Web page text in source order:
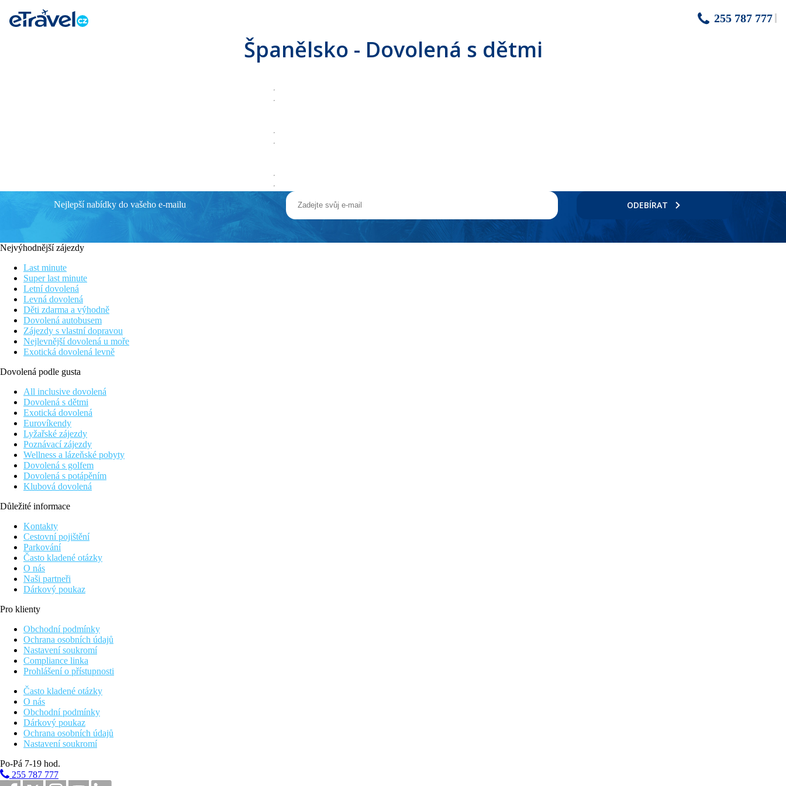
255 787 777
Španělsko - Dovolená s dětmi
Nejlepší nabídky do vašeho e-mailu ODEBÍRAT
Nejvýhodnější zájezdy
Last minute
Super last minute
Letní dovolená
Levná dovolená
Děti zdarma a výhodně
Dovolená autobusem
Zájezdy s vlastní dopravou
Nejlevnější dovolená u moře
Exotická dovolená levně
Dovolená podle gusta
All inclusive dovolená
Dovolená s dětmi
Exotická dovolená
Eurovíkendy
Lyžařské zájezdy
Poznávací zájezdy
Wellness a lázeňské pobyty
Dovolená s golfem
Dovolená s potápěním
Klubová dovolená
Důležité informace
Kontakty
Cestovní pojištění
Parkování
Často kladené otázky
O nás
Naši partneři
Dárkový poukaz
Pro klienty
Obchodní podmínky
Ochrana osobních údajů
Nastavení soukromí
Compliance linka
Prohlášení o přístupnosti
Často kladené otázky
O nás
Obchodní podmínky
Dárkový poukaz
Ochrana osobních údajů
Nastavení soukromí
Po-Pá 7-19 hod.
255 787 777